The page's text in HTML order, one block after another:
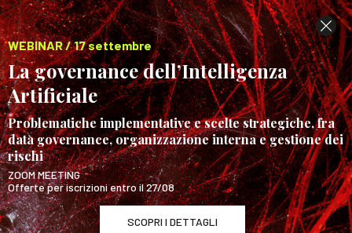
WEBINAR / 17 settembre
La governance dell’Intelligenza
Artificiale
Problematiche implementative e scelte strategiche, fra
data governance, organizzazione interna e gestione dei
rischi
ZOOM MEETING
Offerte per iscrizioni entro il 27/08
SCOPRI I DETTAGLI